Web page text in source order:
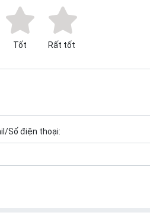
Tốt
Rất tốt
Số điện thoại: